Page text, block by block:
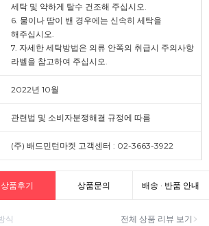
세탁 및 약하게 탈수 건조해 주십시오.
6. 물이나 땀이 밴 경우에는 신속히 세탁을
해주십시오.
7. 자세한 세탁방법은 의류 안쪽의 취급시 주의사항
라벨을 참고하여 주십시오.
2022년 10월
관련법 및 소비자분쟁해결 규정에 따름
(주) 배드민턴마켓 고객센터 : 02-3663-3922
상품후기 상품문의 배송 · 반품 안내